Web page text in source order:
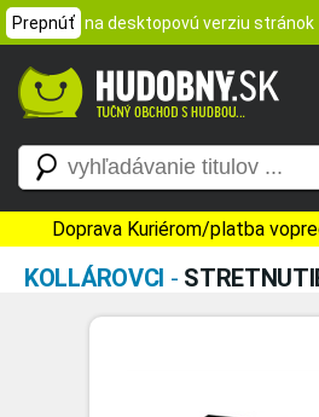
Prepnúť na desktopovú verziu stránok
Doprava Kuriérom/platba
KOLLÁROVCI - STRETNUTIE